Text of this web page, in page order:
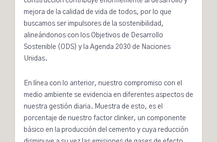
mejora de la calidad de vida de todos, por lo que
buscamos ser impulsores de la sostenibilidad,
alineándonos con los Objetivos de Desarrollo
Sostenible (ODS) y la Agenda 2030 de Naciones
Unidas.
En línea con lo anterior, nuestro compromiso con el
medio ambiente se evidencia en diferentes aspectos de
nuestra gestión diaria. Muestra de esto, es el
porcentaje de nuestro factor clinker, un componente
básico en la producción del cemento y cuya reducción